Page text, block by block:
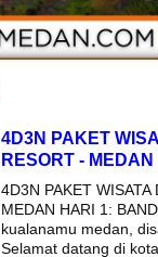
4D3N PAKET
RESORT - MEDAN
4D3N PAKET
MEDAN HARI 1:
kualanamu medan,
Selamat datang di